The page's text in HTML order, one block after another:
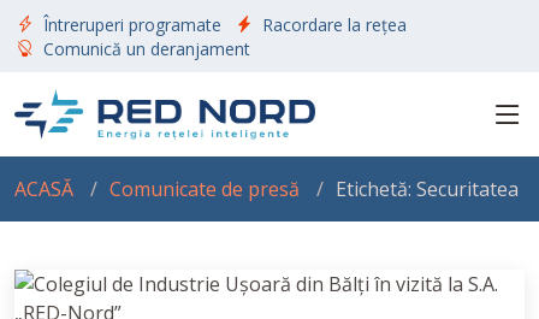
Întreruperi programate
Racordare la rețea
Comunică un deranjament
ACASĂ Comunicate de presă Etichetă: Securitatea